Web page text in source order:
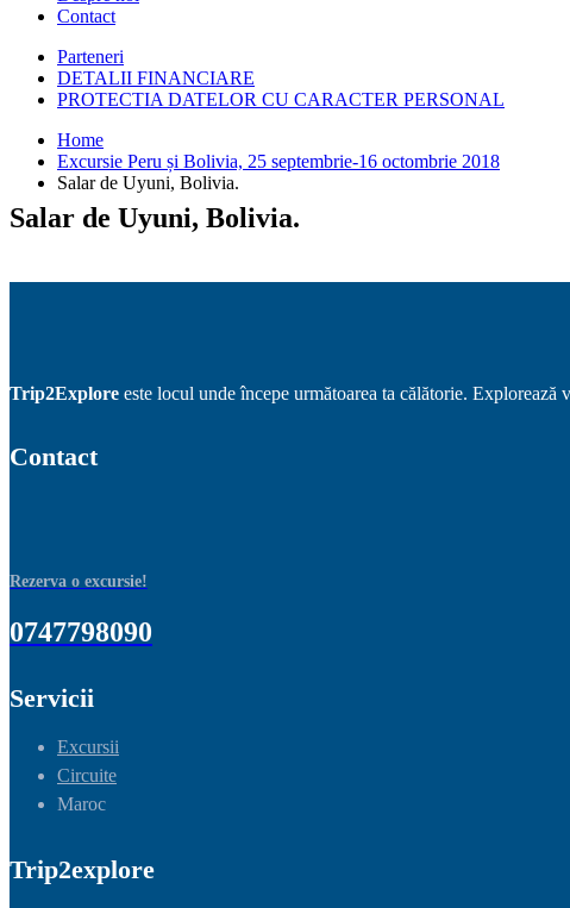
Contact
Parteneri
DETALII FINANCIARE
PROTECTIA DATELOR CU CARACTER PERSONAL
Home
Excursie Peru și Bolivia, 25 septembrie-16 octombrie 2018
Salar de Uyuni, Bolivia.
Salar de Uyuni, Bolivia.
Trip2Explore este locul unde începe următoarea ta călătorie.
Contact
Rezerva o excursie!
0747798090
Servicii
Excursii
Circuite
Maroc
Trip2explore